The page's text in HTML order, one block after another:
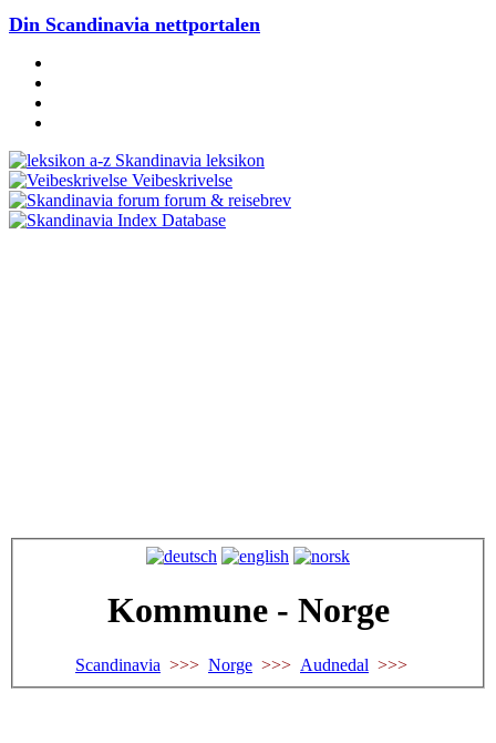
Din Scandinavia nettportalen
Skandinavia leksikon
Veibeskrivelse
forum & reisebrev
Database
Kommune - Norge
Scandinavia >>> Norge >>> Audnedal